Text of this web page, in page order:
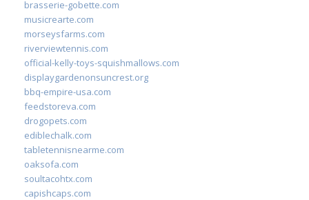
brasserie-gobette.com
musicrearte.com
morseysfarms.com
riverviewtennis.com
official-kelly-toys-squishmallows.com
displaygardenonsuncrest.org
bbq-empire-usa.com
feedstoreva.com
drogopets.com
ediblechalk.com
tabletennisnearme.com
oaksofa.com
soultacohtx.com
capishcaps.com